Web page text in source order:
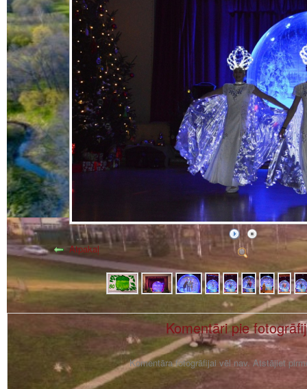
Atpakaļ
Komentāri pie
Komentāra fotogrāfijai vēl nav. Atstājiet